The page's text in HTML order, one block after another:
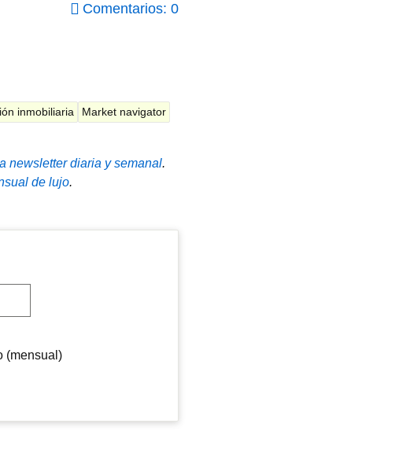
Comentarios: 0
inmobiliaria Market navigator
newsletter diaria y semanal.
de lujo.
(mensual)